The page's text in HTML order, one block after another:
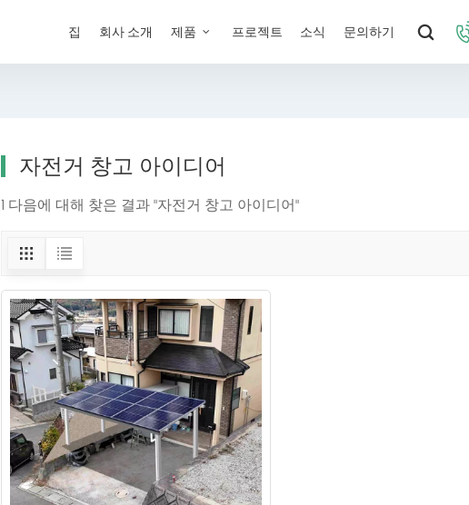
집 회사 소개 제품 프로젝트 소식 문의하기
자전거 창고 아이디어
1 다음에 대해 찾은 결과 "자전거 창고 아이디어"